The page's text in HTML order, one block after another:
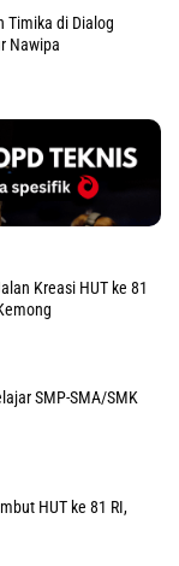
Timika di Dialog
Nawipa
Kreasi HUT ke 81
SMP-SMA/SMK
HUT ke 81 RI,